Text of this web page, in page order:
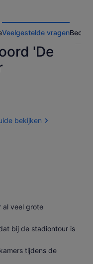
Veelgestelde vragen
'De
bekijken
al veel grote
bij de stadiontour is
tijdens de